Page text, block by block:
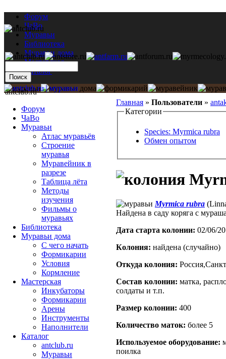
Форум
ЧаВо
Муравьи
Библиотека
Муравьи дома
Мастерская
Каталог
Главная » Пользователи »
Категории
Species: Myrmica rubra
Обмен опытом
Myrmica rubra
Найдена в саду коряга с
Дата старта кoлонии: 02/06/
Кoлония: найдена (случайно)
Откуда кoлония:
Состав кoлонии: матка,
солдаты и т.п.
Размер кoлонии: 400
Количество маток: более 5
Используемое оборудование:
поилка
antclub.ru
Форум
ЧаВо
Муравьи
Атлас муравьёв
Строение
муравья
Муравейник в
разрезе
Таблица лёта
Методы
изучения
Фильмы о
муравьях
Библиотека
Муравьи дома
С чего начать
Формикарии
Условия
Кормление
Мастерская
Инкубаторы
Формикарии
Арены
Инструменты
Наполнители
Каталог
antclub.ru
Муравьи